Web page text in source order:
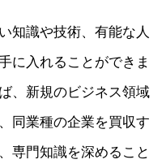
知識や技術、有能な人
に入れることができま
、新規のビジネス領域
同業種の企業を買収す
専門知識を深めること